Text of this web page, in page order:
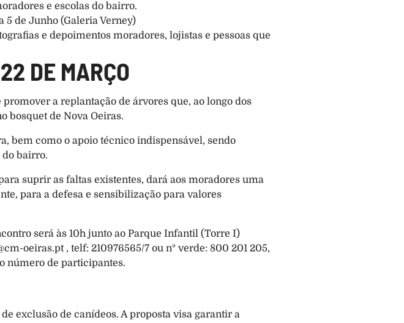
e escolas do bairro.
5 de Junho (Galeria Verney)
e depoimentos moradores, lojistas e pessoas que
DE MARÇO
a replantação de árvores que, ao longo dos
bosquet de Nova Oeiras.
bem como o apoio técnico indispensável, sendo
do bairro.
suprir as faltas existentes, dará aos moradores uma
para a defesa e sensibilização para valores
será às 10h junto ao Parque Infantil (Torre I)
oeiras.pt , telf: 210976565/7 ou nº verde: 800 201 205,
número de participantes.
exclusão de canídeos. A proposta visa garantir a